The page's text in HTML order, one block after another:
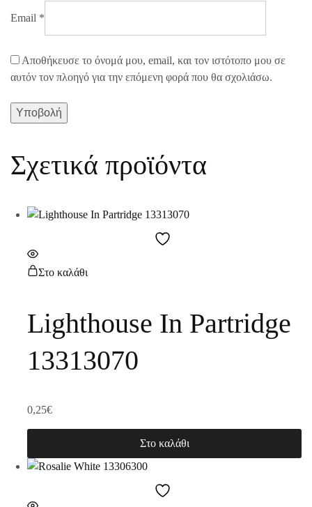
Email *
Αποθήκευσε το όνομά μου, email, και τον ιστότοπο μου σε
αυτόν τον πλοηγό για την επόμενη φορά που θα σχολιάσω.
Σχετικά προϊόντα
Στο καλάθι
Lighthouse In Partridge
13313070
0,25€
Στο καλάθι